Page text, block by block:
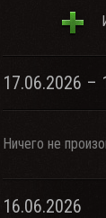
17.06.2026 –
Ничего не
16.06.2026